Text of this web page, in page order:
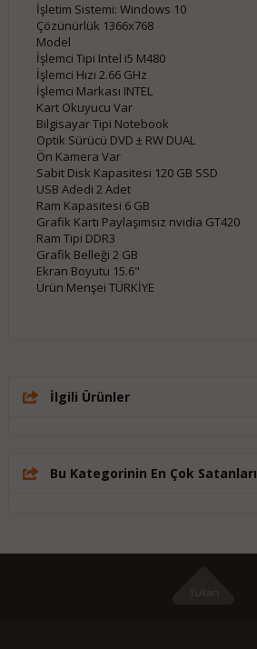
İşletim Sistemi: Windows 10
Çözünürlük 1366x768
Model
İşlemci Tipi Intel i5 M480
İşlemci Hızı 2.66 GHz
İşlemci Markası INTEL
Kart Okuyucu Var
Bilgisayar Tipi Notebook
Optik Sürücü DVD ± RW DUAL
Ön Kamera Var
Sabit Disk Kapasitesi 120 GB SSD
USB Adedi 2 Adet
Ram Kapasitesi 6 GB
Grafik Kartı Paylaşımsız nvidia GT420
Ram Tipi DDR3
Grafik Belleği 2 GB
Ekran Boyutu 15.6"
Ürün Menşei TÜRKİYE
İlgili Ürünler
Bu Kategorinin En Çok Satanları